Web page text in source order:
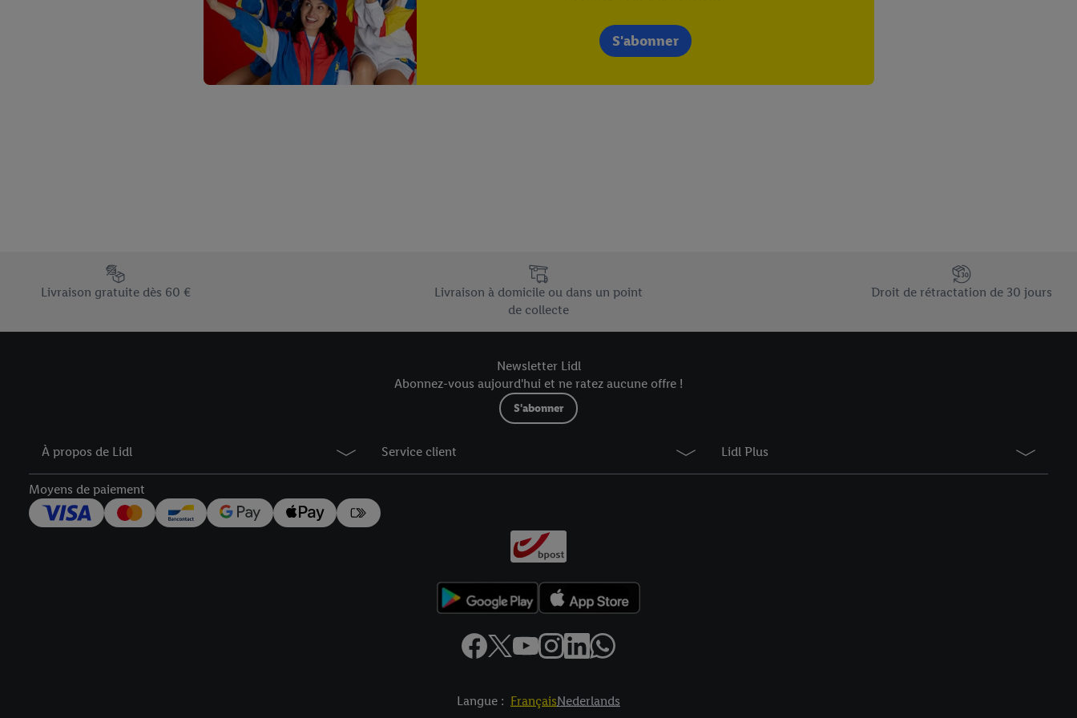
S'abonner
Élément du pied de page avec les différents arguments de vente uniques de Lidl.be
Livraison gratuite dès 60 €
Livraison à domicile ou dans un point
de collecte
Droit de rétractation de 30 jours
Newsletter Lidl
Abonnez-vous aujourd'hui et ne ratez aucune offre !
S'abonner
À propos de Lidl Service client Lidl Plus
Moyens de paiement
Langue : FrançaisNederlands